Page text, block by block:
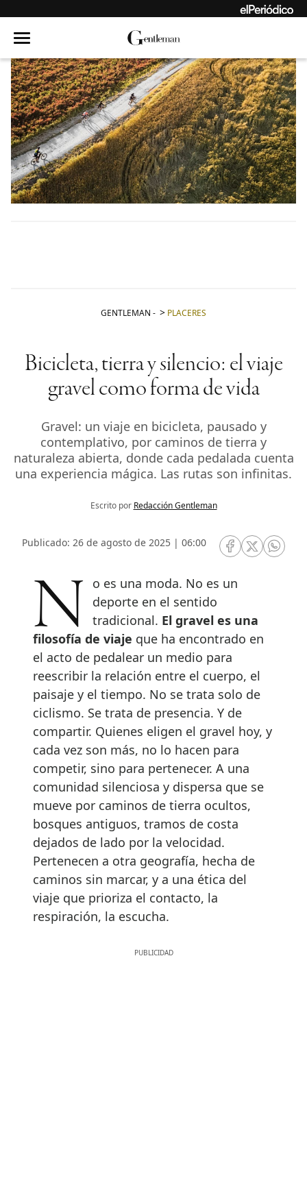
GENTLEMAN - PLACERES
Bicicleta, tierra y silencio: el viaje
gravel como forma de vida
Gravel: un viaje en bicicleta, pausado y
contemplativo, por caminos de tierra y
naturaleza abierta, donde cada pedalada cuenta
una experiencia mágica. Las rutas son infinitas.
Escrito por Redacción Gentleman
Publicado: 26 de agosto de 2025 | 06:00
RRSS Facebook
RRSSRRSS
No es una moda. No es un
deporte en el sentido
tradicional. El gravel es una
filosofía de viaje que ha encontrado en
el acto de pedalear un medio para
reescribir la relación entre el cuerpo, el
paisaje y el tiempo. No se trata solo de
ciclismo. Se trata de presencia. Y de
compartir. Quienes eligen el gravel hoy, y
cada vez son más, no lo hacen para
competir, sino para pertenecer. A una
comunidad silenciosa y dispersa que se
mueve por caminos de tierra ocultos,
bosques antiguos, tramos de costa
dejados de lado por la velocidad.
Pertenecen a otra geografía, hecha de
caminos sin marcar, y a una ética del
viaje que prioriza el contacto, la
respiración, la escucha.